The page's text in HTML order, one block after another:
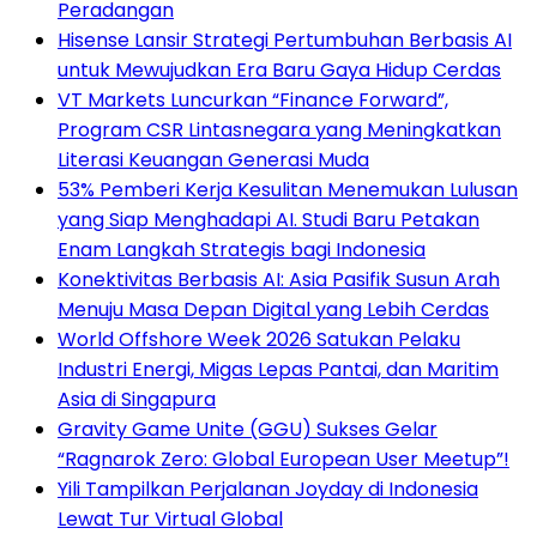
Peradangan
Hisense Lansir Strategi Pertumbuhan Berbasis AI
untuk Mewujudkan Era Baru Gaya Hidup Cerdas
VT Markets Luncurkan “Finance Forward”,
Program CSR Lintasnegara yang Meningkatkan
Literasi Keuangan Generasi Muda
53% Pemberi Kerja Kesulitan Menemukan Lulusan
yang Siap Menghadapi AI. Studi Baru Petakan
Enam Langkah Strategis bagi Indonesia
Konektivitas Berbasis AI: Asia Pasifik Susun Arah
Menuju Masa Depan Digital yang Lebih Cerdas
World Offshore Week 2026 Satukan Pelaku
Industri Energi, Migas Lepas Pantai, dan Maritim
Asia di Singapura
Gravity Game Unite (GGU) Sukses Gelar
“Ragnarok Zero: Global European User Meetup”!
Yili Tampilkan Perjalanan Joyday di Indonesia
Lewat Tur Virtual Global